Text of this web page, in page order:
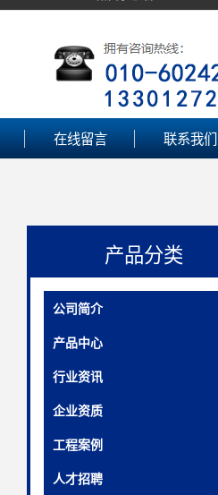
在线留言 联系我们
产品分类
公司简介
产品中心
行业资讯
企业资质
工程案例
人才招聘